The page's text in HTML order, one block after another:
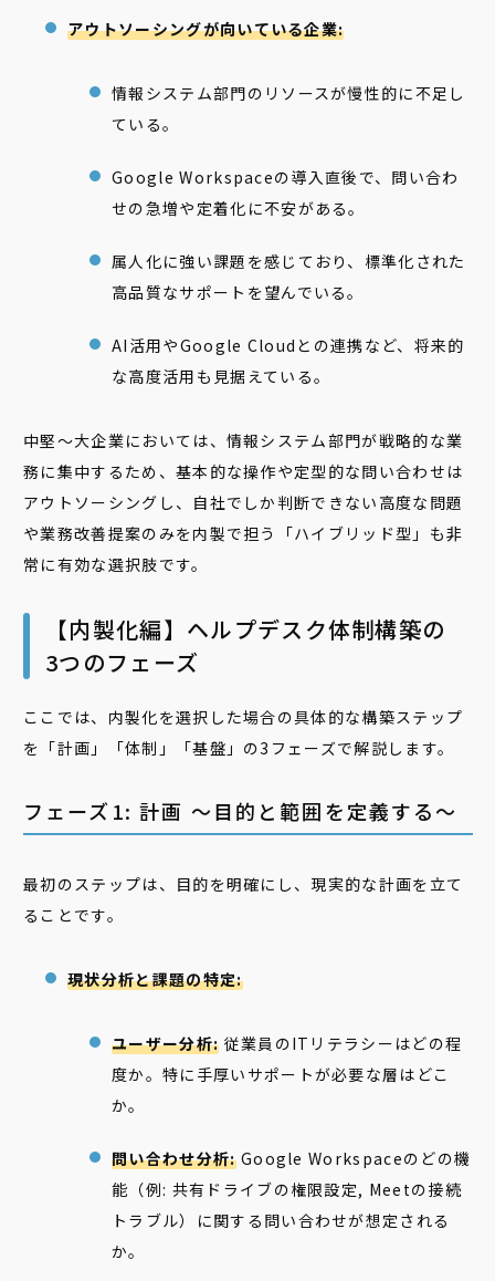
アウトソーシングが向いている企業:
情報システム部門のリソースが慢性的に不足し
ている。
Google Workspaceの導入直後で、問い合わ
せの急増や定着化に不安がある。
属人化に強い課題を感じており、標準化された
高品質なサポートを望んでいる。
AI活用やGoogle Cloudとの連携など、将来的
な高度活用も見据えている。
中堅〜大企業においては、情報システム部門が戦略的な業
務に集中するため、基本的な操作や定型的な問い合わせは
アウトソーシングし、自社でしか判断できない高度な問題
や業務改善提案のみを内製で担う「ハイブリッド型」も非
常に有効な選択肢です。
【内製化編】ヘルプデスク体制構築の
3つのフェーズ
ここでは、内製化を選択した場合の具体的な構築ステップ
を「計画」「体制」「基盤」の3フェーズで解説します。
フェーズ1: 計画 〜目的と範囲を定義する〜
最初のステップは、目的を明確にし、現実的な計画を立て
ることです。
現状分析と課題の特定:
ユーザー分析: 従業員のITリテラシーはどの程
度か。特に手厚いサポートが必要な層はどこ
か。
問い合わせ分析:Google Workspaceのどの機
能（例: 共有ドライブの権限設定, Meetの接続
トラブル）に関する問い合わせが想定される
か。